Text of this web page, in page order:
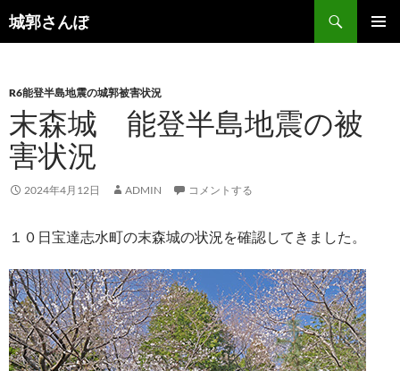
コ
ン
ツ
へ
ス
キ
城郭さんぽ
検
索
R6能登半島地震の城郭被害状況
末森城 能登半島地震の被
害状況
2024年4月12日 ADMIN コメントする
１０日宝達志水町の末森城の状況を確認してきました。